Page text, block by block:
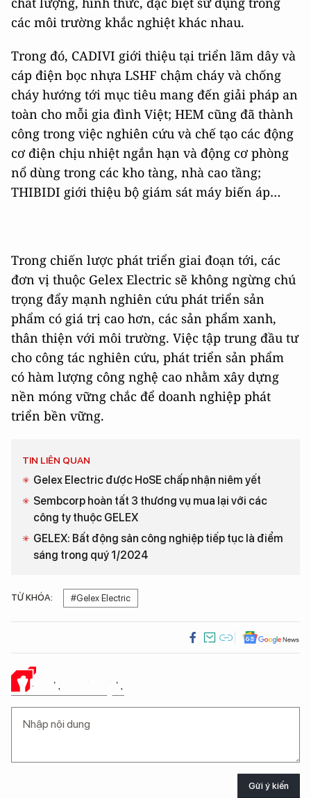
các môi trường khắc nghiệt khác nhau.
Trong đó, CADIVI giới thiệu tại triển lãm dây và
cáp điện bọc nhựa LSHF chậm cháy và chống
cháy hướng tới mục tiêu mang đến giải pháp an
toàn cho mỗi gia đình Việt; HEM cũng đã thành
công trong việc nghiên cứu và chế tạo các động
cơ điện chịu nhiệt ngắn hạn và động cơ phòng
nổ dùng trong các kho tàng, nhà cao tầng;
THIBIDI giới thiệu bộ giám sát máy biến áp…
Trong chiến lược phát triển giai đoạn tới, các
đơn vị thuộc Gelex Electric sẽ không ngừng chú
trọng đẩy mạnh nghiên cứu phát triển sản
phẩm có giá trị cao hơn, các sản phẩm xanh,
thân thiện với môi trường. Việc tập trung đầu tư
cho công tác nghiên cứu, phát triển sản phẩm
có hàm lượng công nghệ cao nhằm xây dựng
nền móng vững chắc để doanh nghiệp phát
triển bền vững.
TIN LIÊN QUAN
Gelex Electric được HoSE chấp nhận niêm yết
Sembcorp hoàn tất 3 thương vụ mua lại với các
công ty thuộc GELEX
GELEX: Bất động sản công nghiệp tiếp tục là điểm
sáng trong quý 1/2024
TỪ KHÓA: #Gelex Electric
Ý KIẾN CỦA BẠN
Gửi ý kiến